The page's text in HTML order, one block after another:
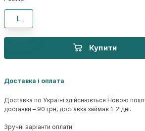
L
Купити
Доставка і оплата
Доставка по Україні здійснюється Новою
доставки – 90 грн, доставка займає 1-2 дні.
Зручні варіанти оплати: